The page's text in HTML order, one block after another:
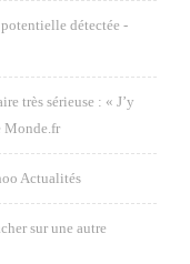
détectée -
très sérieuse : « J’y
Monde.fr
Actualités
sur une autre